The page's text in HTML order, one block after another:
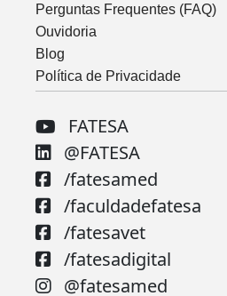
Perguntas Frequentes (FAQ)
Ouvidoria
Blog
Política de Privacidade
FATESA
@FATESA
/fatesamed
/faculdadefatesa
/fatesavet
/fatesadigital
@fatesamed